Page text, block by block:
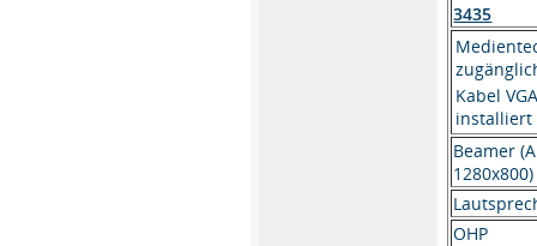
3435
Kabel
installiert
Beamer
OHP